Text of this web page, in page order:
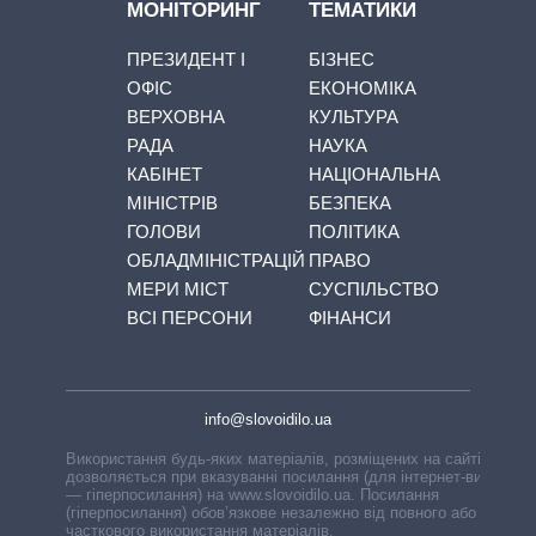
МОНІТОРИНГ
ПРЕЗИДЕНТ І
ОФІС
ВЕРХОВНА
РАДА
КАБІНЕТ
МІНІСТРІВ
ГОЛОВИ
ОБЛАДМІНІСТРАЦІЙ
МЕРИ МІСТ
ВСІ ПЕРСОНИ
ТЕМАТИКИ
БІЗНЕС
ЕКОНОМІКА
КУЛЬТУРА
НАУКА
НАЦІОНАЛЬНА
БЕЗПЕКА
ПОЛІТИКА
ПРАВО
СУСПІЛЬСТВО
ФІНАНСИ
info@slovoidilo.ua
Використання будь-яких матеріалів, розміщених на сайті,
дозволяється при вказуванні посилання (для інтернет-видань
— гіперпосилання) на www.slovoidilo.ua. Посилання
(гіперпосилання) обов’язкове незалежно від повного або
часткового використання матеріалів.